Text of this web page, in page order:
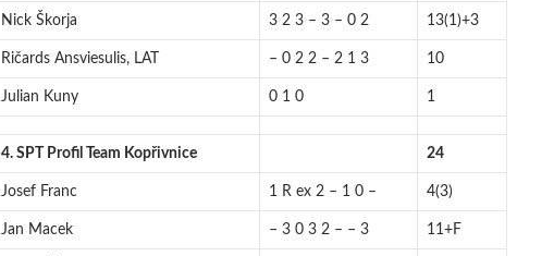
Nick Škorja 3 2 3 – 3 – 0 2 13(1)+3
Ričards Ansviesulis, LAT – 0 2 2 – 2 1 3 10
Julian Kuny 0 1 0 1
4. SPT Profil Team Kopřivnice 24
Josef Franc 1 R ex 2 – 1 0 – 4(3)
Jan Macek – 3 0 3 2 – – 3 11+F